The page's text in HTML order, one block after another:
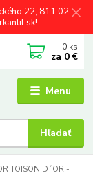
22, 811 02
Menu
Hľadať
0 ks
za 0 €
TOISON D´OR -